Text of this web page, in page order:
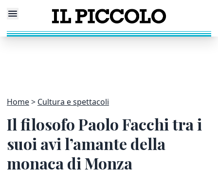
Home Cultura e spettacoli
Il filosofo Paolo Facchi tra i
suoi avi l’amante della
monaca di Monza